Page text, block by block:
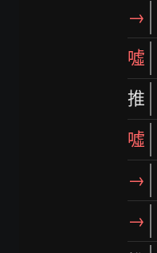
→
噓
推
噓
→
→